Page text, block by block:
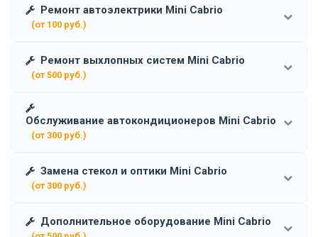
Ремонт автоэлектрики Mini Cabrio
(от 100 руб.)
Ремонт выхлопных систем Mini Cabrio
(от 500 руб.)
Обслуживание автокондиционеров Mini Cabrio
(от 300 руб.)
Замена стекол и оптики Mini Cabrio
(от 300 руб.)
Дополнительное оборудование Mini Cabrio